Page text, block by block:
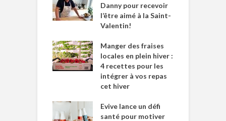
Danny pour recevoir
l’être aimé à la Saint-
Valentin!
Manger des fraises
locales en plein hiver :
4 recettes pour les
intégrer à vos repas
cet hiver
Evive lance un défi
santé pour motiver